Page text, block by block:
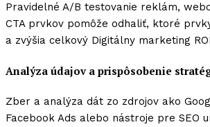
Pravidelné A/B testovanie reklám,
CTA prvkov pomôže odhaliť, ktoré
a zvýšia celkový Digitálny marketing
Analýza údajov a prispôsobenie
Zber a analýza dát zo zdrojov ako
Facebook Ads alebo nástroje pre SEO